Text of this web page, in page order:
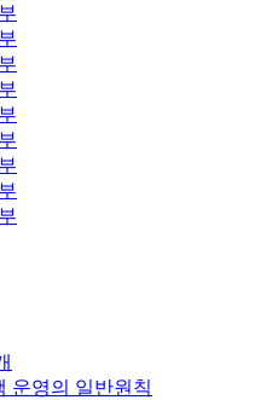
운영의 일반원칙